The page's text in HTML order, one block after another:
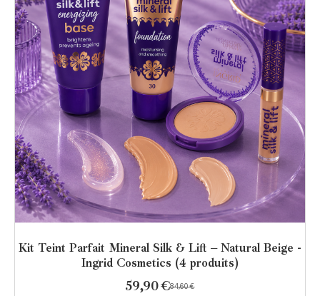
Kit Teint Parfait Mineral Silk & Lift – Natural Beige -
Ingrid Cosmetics (4 produits)
59,90€84,60€